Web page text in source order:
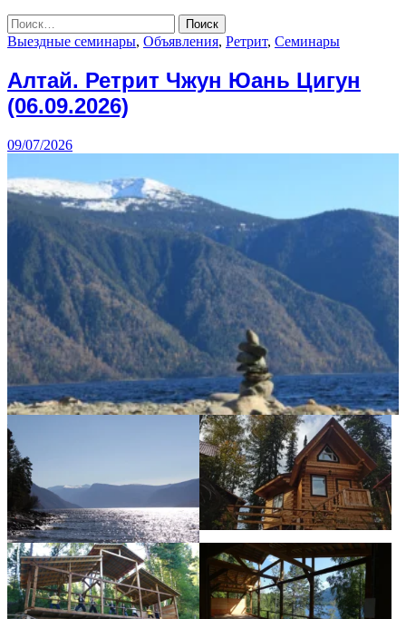
Найти:
Выездные семинары, Объявления, Ретрит, Семинары
Алтай. Ретрит Чжун Юань Цигун
(06.09.2026)
09/07/2026